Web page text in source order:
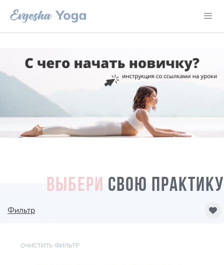
ВЫБЕРИ СВОЮ ПРАКТИКУ
Фильтр
ОЧИСТИТЬ ФИЛЬТР